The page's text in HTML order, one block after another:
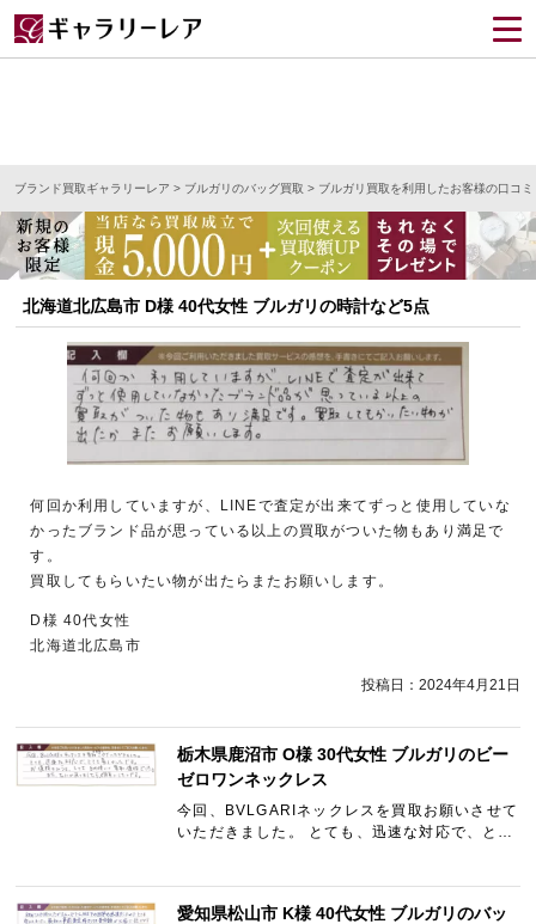
ブランド買取ギャラリーレア > ブルガリのバッグ買取 > ブルガリ買取を利用したお客様の口コミ
北海道北広島市 D様 40代女性 ブルガリの時計など5点
何回か利用していますが、LINEで査定が出来てずっと使用していな
かったブランド品が思っている以上の買取がついた物もあり満足で
す。
買取してもらいたい物が出たらまたお願いします。
D様 40代女性
北海道北広島市
投稿日： 2024年4月21日
栃木県鹿沼市 O様 30代女性 ブルガリのビー
ゼロワンネックレス
今回、BVLGARIネックレスを買取お願いさせて
いただきました。 とても、迅速な対応で、とて
愛知県松山市 K様 40代女性 ブルガリのバッ